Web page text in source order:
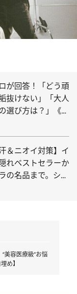
が回答！「どう頑
抜けない」「大人
選び方は？」《愛
＆ニオイ対策】イ
れベストセラーか
の名品まで。シー
美容医療級”お悩
め】